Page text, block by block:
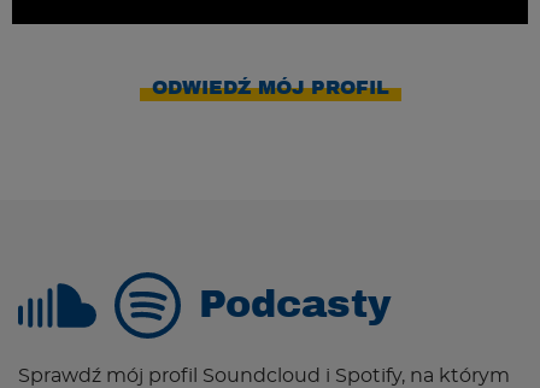
ODWIEDŹ MÓJ PROFIL
Podcasty
Sprawdź mój profil Soundcloud i Spotify, na którym